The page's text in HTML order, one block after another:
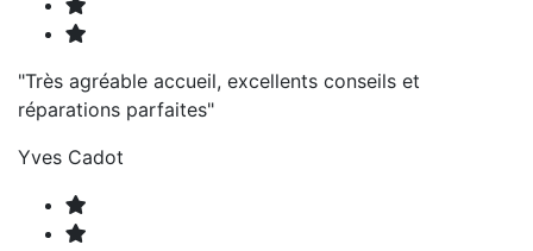
"Très agréable accueil, excellents conseils et
réparations parfaites"
Yves Cadot